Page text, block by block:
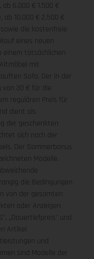
ab 6.000 € 1.500 €
ab 10.000 € 2.500 €
die kostenfreie
eines neuen
einem tatsächlichen
mit
Sofa. Der in der
von 30 € für die
regulären Preis für
dient als
der geschenkten
sich nach der
Der Sommerbonus
Modelle.
die Bedingungen
von der gesamten
oder Anzeigen
„Dauertiefpreis" und
Artikel
und
sind Modelle der